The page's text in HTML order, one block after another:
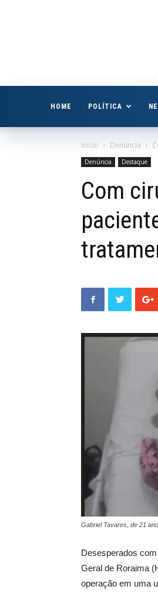
HOME POLÍTICA
Início Denúncia
Denúncia Destaque
Com
Gabriel Tavares, de 21
Desesperados
Geral de Roraima
operação em uma